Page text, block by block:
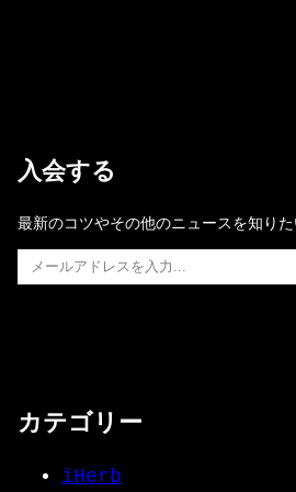
入会する
最新のコツやその他のニュースを知り
メールアドレスを入力…
カテゴリー
iHerb